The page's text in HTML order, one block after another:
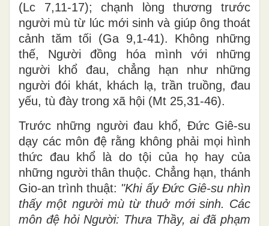
(Lc 7,11-17); chạnh lòng thương trước
người mù từ lúc mới sinh và giúp ông thoát
cảnh tăm tối (Ga 9,1-41). Không những
thế, Người đồng hóa mình với những
người khổ đau, chẳng hạn như những
người đói khát, khách lạ, trần truồng, đau
yếu, tù đày trong xã hội (Mt 25,31-46).
Trước những người đau khổ, Đức Giê-su
dạy các môn đệ rằng không phải mọi hình
thức đau khổ là do tội của họ hay của
những người thân thuộc. Chẳng hạn, thánh
Gio-an trình thuật: "Khi ấy Ðức Giê-su nhìn
thấy một người mù từ thuở mới sinh. Các
môn đệ hỏi Người: Thưa Thầy, ai đã phạm